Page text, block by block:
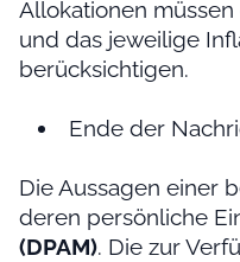
Allokationen
und das jeweilige
berücksichtigen.
Ende der
Die Aussagen einer
deren persönliche
(DPAM). Die zur